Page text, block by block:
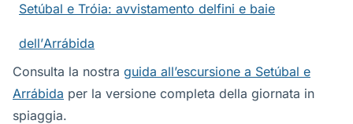
Setúbal e Tróia: avvistamento delfini e baie
dell’Arrábida
Consulta la nostra guida all’escursione a Setúbal e
Arrábida per la versione completa della giornata in
spiaggia.